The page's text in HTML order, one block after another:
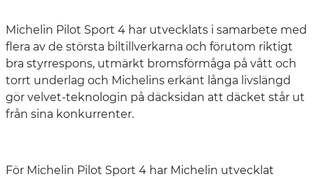
Michelin Pilot Sport 4 har utvecklats i samarbete med
flera av de största biltillverkarna och förutom riktigt
bra styrrespons, utmärkt bromsförmåga på vått och
torrt underlag och Michelins erkänt långa livslängd
gör velvet-teknologin på däcksidan att däcket står ut
från sina konkurrenter.
För Michelin Pilot Sport 4 har Michelin utvecklat